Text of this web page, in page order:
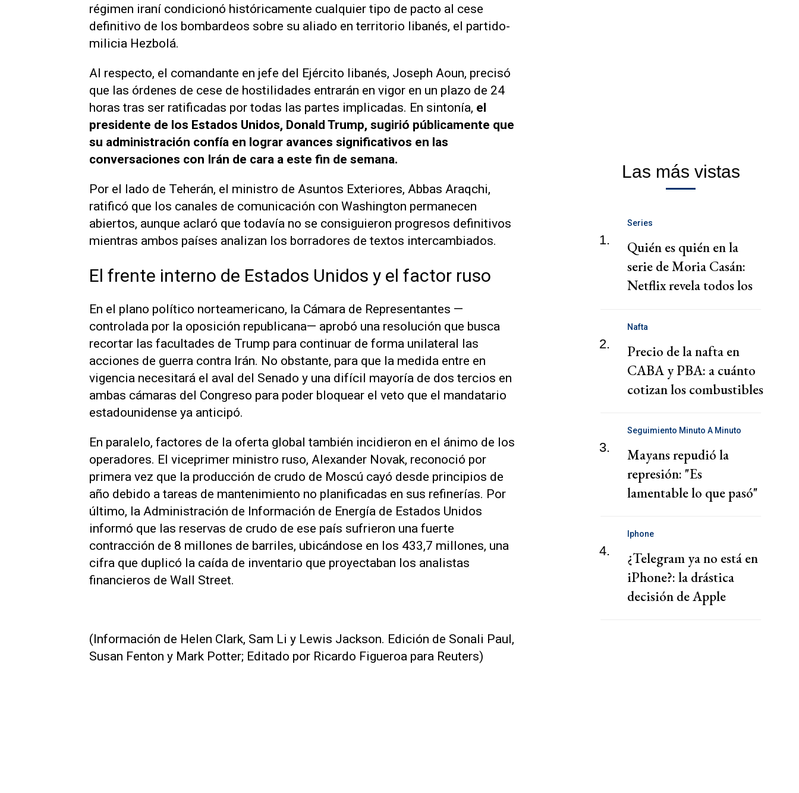
régimen iraní condicionó históricamente cualquier tipo de pacto al cese
definitivo de los bombardeos sobre su aliado en territorio libanés, el partido-
milicia Hezbolá.
Al respecto, el comandante en jefe del Ejército libanés, Joseph Aoun, precisó
que las órdenes de cese de hostilidades entrarán en vigor en un plazo de 24
horas tras ser ratificadas por todas las partes implicadas. En sintonía, el
presidente de los Estados Unidos, Donald Trump, sugirió públicamente que
su administración confía en lograr avances significativos en las
conversaciones con Irán de cara a este fin de semana.
Por el lado de Teherán, el ministro de Asuntos Exteriores, Abbas Araqchi,
ratificó que los canales de comunicación con Washington permanecen
abiertos, aunque aclaró que todavía no se consiguieron progresos definitivos
mientras ambos países analizan los borradores de textos intercambiados.
El frente interno de Estados Unidos y el factor ruso
En el plano político norteamericano, la Cámara de Representantes —
controlada por la oposición republicana— aprobó una resolución que busca
recortar las facultades de Trump para continuar de forma unilateral las
acciones de guerra contra Irán. No obstante, para que la medida entre en
vigencia necesitará el aval del Senado y una difícil mayoría de dos tercios en
ambas cámaras del Congreso para poder bloquear el veto que el mandatario
estadounidense ya anticipó.
En paralelo, factores de la oferta global también incidieron en el ánimo de los
operadores. El viceprimer ministro ruso, Alexander Novak, reconoció por
primera vez que la producción de crudo de Moscú cayó desde principios de
año debido a tareas de mantenimiento no planificadas en sus refinerías. Por
último, la Administración de Información de Energía de Estados Unidos
informó que las reservas de crudo de ese país sufrieron una fuerte
contracción de 8 millones de barriles, ubicándose en los 433,7 millones, una
cifra que duplicó la caída de inventario que proyectaban los analistas
financieros de Wall Street.
(Información de Helen Clark, Sam Li y Lewis Jackson. Edición de Sonali Paul,
Susan Fenton y Mark Potter; Editado por Ricardo Figueroa para Reuters)
Las más vistas
1.
Series
Quién es quién en la
serie de Moria Casán:
Netflix revela todos los
2.
Nafta
Precio de la nafta en
CABA y PBA: a cuánto
cotizan los combustibles
3.
Seguimiento Minuto A Minuto
Mayans repudió la
represión: "Es
lamentable lo que pasó"
4.
Iphone
¿Telegram ya no está en
iPhone?: la drástica
decisión de Apple